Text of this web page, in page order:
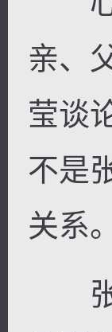
亲、
莹谈
不是
关系。
张